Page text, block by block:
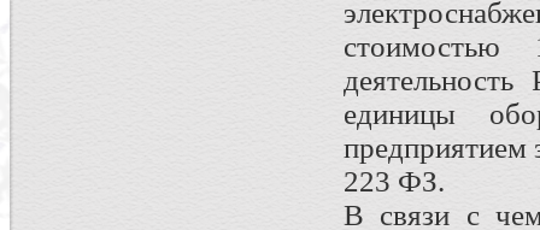
единицы
предприятием
223 ФЗ.
В связи с